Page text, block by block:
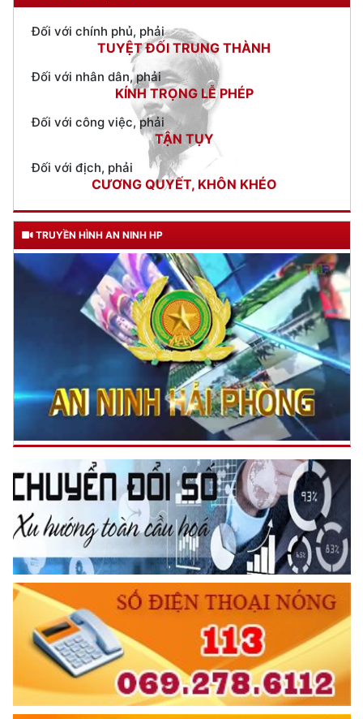
KÍNH TRỌNG LỄ PHÉP
Đối với công việc, phải
TẬN TỤY
Đối với địch, phải
CƯƠNG QUYẾT, KHÔN KHÉO
Trích thư Chủ tịch Hồ Chí Minh
gửi Công an Khu XII,
ngày 11 tháng 3 năm 1948.
TRUYỀN HÌNH AN NINH HP